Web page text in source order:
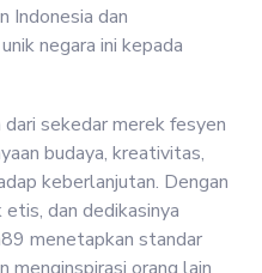
Indonesia dan
negara ini kepada
sekedar merek fesyen
budaya, kreativitas,
keberlanjutan. Dengan
dan dedikasinya
menetapkan standar